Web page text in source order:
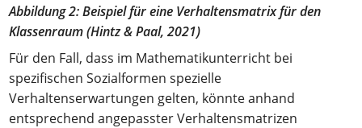
Abbildung 2: Beispiel für eine Verhaltensmatrix für den
Klassenraum (Hintz & Paal, 2021)
Für den Fall, dass im Mathematikunterricht bei
spezifischen Sozialformen spezielle
Verhaltenserwartungen gelten, könnte anhand
entsprechend angepasster Verhaltensmatrizen